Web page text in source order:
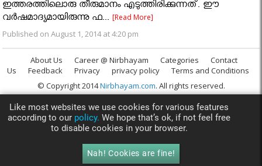
ഇത്തരത്തിലൊരു തീരുമാനം എടുത്തിരിക്കുന്നത്. ഈ
വര്‍ഷമാദ്യമായിരുന്നു ഫ...[Read More]
Published on August 1, 2014 at 4:20 pm
About Us Career @ Nirbhayam Categories
Contact
Us
Feedback Privacy privacy policy
Terms and Conditions
© Copyright 2014Nirbhayam.com. All rights reserved.
Like most websites we use cookies for various features
according to our policy. We hope that’s ok, if not feel free
to disable cookies in your browser.
Nah! Cookies are fine!